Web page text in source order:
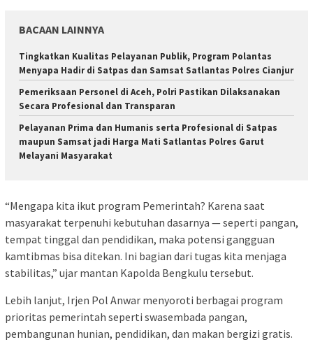
BACAAN LAINNYA
Tingkatkan Kualitas Pelayanan Publik, Program Polantas
Menyapa Hadir di Satpas dan Samsat Satlantas Polres Cianjur
Pemeriksaan Personel di Aceh, Polri Pastikan Dilaksanakan
Secara Profesional dan Transparan
Pelayanan Prima dan Humanis serta Profesional di Satpas
maupun Samsat jadi Harga Mati Satlantas Polres Garut
Melayani Masyarakat
“Mengapa kita ikut program Pemerintah? Karena saat
masyarakat terpenuhi kebutuhan dasarnya — seperti pangan,
tempat tinggal dan pendidikan, maka potensi gangguan
kamtibmas bisa ditekan. Ini bagian dari tugas kita menjaga
stabilitas,” ujar mantan Kapolda Bengkulu tersebut.
Lebih lanjut, Irjen Pol Anwar menyoroti berbagai program
prioritas pemerintah seperti swasembada pangan,
pembangunan hunian, pendidikan, dan makan bergizi gratis.